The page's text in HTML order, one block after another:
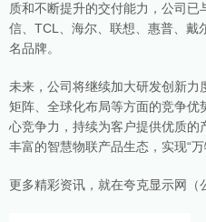
质和不断提升的交付能力，公司
信、TCL、海尔、联想、惠普、戴
名品牌。
未来，公司将继续加大研发创新
矩阵、全球化布局等方面的竞争
心竞争力，持续为客户提供优质的
丰富的智慧物联产品生态，实现“万
更多精彩资讯，就在夸克显示网（